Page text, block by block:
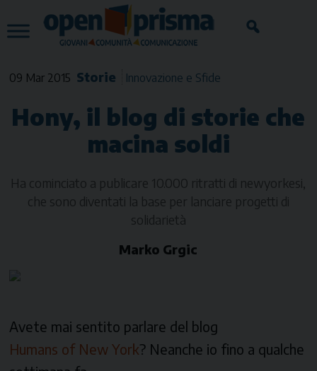
to
content
09 Mar 2015 Storie Innovazione e Sfide
Hony, il blog di storie che
macina soldi
Ha cominciato a publicare 10.000 ritratti di newyorkesi,
che sono diventati la base per lanciare progetti di
solidarietà
Marko Grgic
Avete mai sentito parlare del blog
Humans of New York? Neanche io fino a qualche